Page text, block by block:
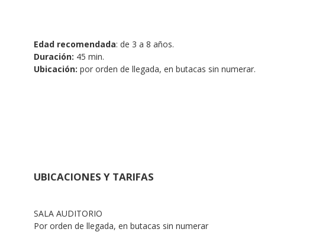
Edad recomendada: de 3 a 8 años.
Duración: 45 min.
Ubicación: por orden de llegada, en butacas sin numerar.
UBICACIONES Y TARIFAS
SALA AUDITORIO
Por orden de llegada, en butacas sin numerar